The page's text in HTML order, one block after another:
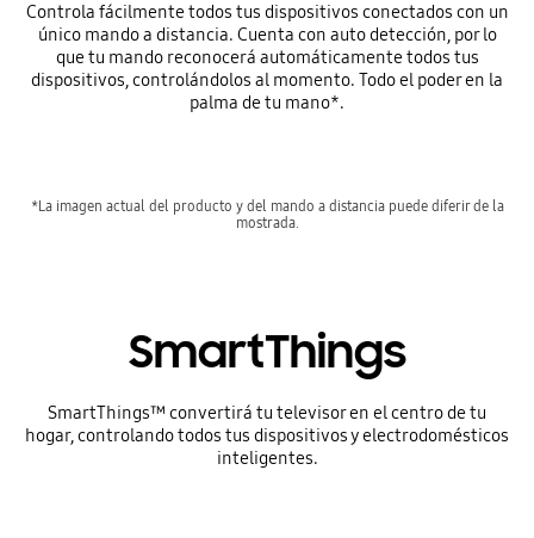
Controla fácilmente todos tus dispositivos conectados con un
único mando a distancia. Cuenta con auto detección, por lo
que tu mando reconocerá automáticamente todos tus
dispositivos, controlándolos al momento. Todo el poder en la
palma de tu mano*.
*La imagen actual del producto y del mando a distancia puede diferir de la
mostrada.
SmartThings
SmartThings™ convertirá tu televisor en el centro de tu
hogar, controlando todos tus dispositivos y electrodomésticos
inteligentes.